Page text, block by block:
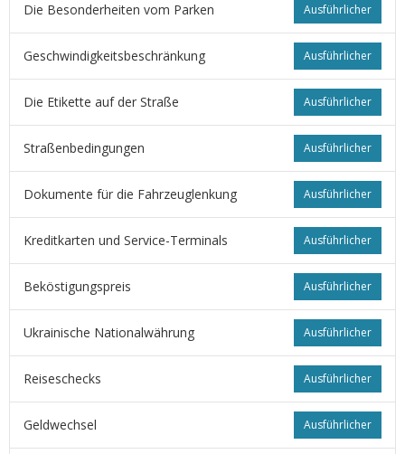
Ausführlicher
Die Besonderheiten vom Parken
Ausführlicher
Geschwindigkeitsbeschränkung
Ausführlicher
Die Etikette auf der Straße
Ausführlicher
Straßenbedingungen
Ausführlicher
Dokumente für die Fahrzeuglenkung
Ausführlicher
Kreditkarten und Service-Terminals
Ausführlicher
Beköstigungspreis
Ausführlicher
Ukrainische Nationalwährung
Ausführlicher
Reiseschecks
Ausführlicher
Geldwechsel